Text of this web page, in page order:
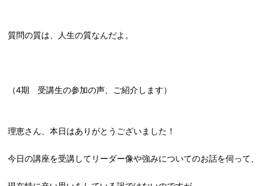
質問の質は、人生の質なんだよ。
（4期 受講生の参加の声、ご紹介します）
理恵さん、本日はありがとうございました！
今日の講座を受講してリーダー像や強みについてのお話を伺って、